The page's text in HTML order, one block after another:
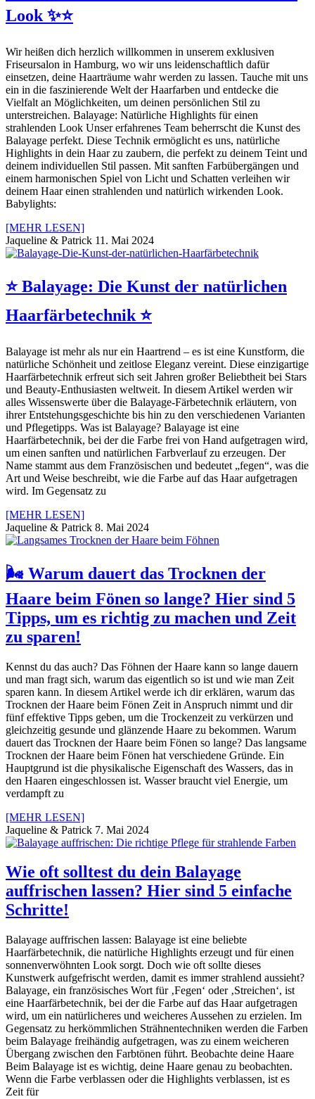
Look ✨⭐️
Wir heißen dich herzlich willkommen in unserem exklusiven
Friseursalon in Hamburg, wo wir uns leidenschaftlich dafür
einsetzen, deine Haarträume wahr werden zu lassen. Tauche mit uns
ein in die faszinierende Welt der Haarfarben und entdecke die
Vielfalt an Möglichkeiten, um deinen persönlichen Stil zu
unterstreichen. Balayage: Natürliche Highlights für einen
strahlenden Look Unser erfahrenes Team beherrscht die Kunst des
Balayage perfekt. Diese Technik ermöglicht es uns, natürliche
Highlights in dein Haar zu zaubern, die perfekt zu deinem Teint und
deinem individuellen Stil passen. Mit sanften Farbübergängen und
einem harmonischen Spiel von Licht und Schatten verleihen wir
deinem Haar einen strahlenden und natürlich wirkenden Look.
Babylights:
[MEHR LESEN]
Jaqueline & Patrick 11. Mai 2024
⭐️ Balayage: Die Kunst der natürlichen
Haarfärbetechnik ⭐️
Balayage ist mehr als nur ein Haartrend – es ist eine Kunstform, die
natürliche Schönheit und zeitlose Eleganz vereint. Diese einzigartige
Haarfärbetechnik erfreut sich seit Jahren großer Beliebtheit bei Stars
und Beauty-Enthusiasten weltweit. In diesem Artikel werden wir
alles Wissenswerte über die Balayage-Färbetechnik erläutern, von
ihrer Entstehungsgeschichte bis hin zu den verschiedenen Varianten
und Pflegetipps. Was ist Balayage? Balayage ist eine
Haarfärbetechnik, bei der die Farbe frei von Hand aufgetragen wird,
um einen sanften und natürlichen Farbverlauf zu erzeugen. Der
Name stammt aus dem Französischen und bedeutet „fegen“, was die
Art und Weise beschreibt, wie die Farbe auf das Haar aufgetragen
wird. Im Gegensatz zu
[MEHR LESEN]
Jaqueline & Patrick 8. Mai 2024
🌬️ Warum dauert das Trocknen der
Haare beim Fönen so lange? Hier sind 5
Tipps, um es richtig zu machen und Zeit
zu sparen!
Kennst du das auch? Das Föhnen der Haare kann so lange dauern
und man fragt sich, warum das eigentlich so ist und wie man Zeit
sparen kann. In diesem Artikel werde ich dir erklären, warum das
Trocknen der Haare beim Fönen Zeit in Anspruch nimmt und dir
fünf effektive Tipps geben, um die Trockenzeit zu verkürzen und
gleichzeitig gesunde und glänzende Haare zu bekommen. Warum
dauert das Trocknen der Haare beim Fönen so lange? Das langsame
Trocknen der Haare beim Fönen hat verschiedene Gründe. Ein
Hauptgrund ist die physikalische Eigenschaft des Wassers, das in
den Haaren eingeschlossen ist. Wasser braucht viel Energie, um
verdampft zu
[MEHR LESEN]
Jaqueline & Patrick 7. Mai 2024
Wie oft solltest du dein Balayage
auffrischen lassen? Hier sind 5 einfache
Schritte!
Balayage auffrischen lassen: Balayage ist eine beliebte
Haarfärbetechnik, die natürliche Highlights erzeugt und für einen
sonnenverwöhnten Look sorgt. Doch wie oft sollte dieses
Kunstwerk aufgefrischt werden, damit es immer strahlend aussieht?
Balayage, ein französisches Wort für ‚Fegen‘ oder ‚Streichen‘, ist
eine Haarfärbetechnik, bei der die Farbe auf das Haar aufgetragen
wird, um ein natürlicheres und weicheres Aussehen zu erzielen. Im
Gegensatz zu herkömmlichen Strähnentechniken werden die Farben
beim Balayage freihändig aufgetragen, was zu einem weicheren
Übergang zwischen den Farbtönen führt. Beobachte deine Haare
Beim Balayage ist es wichtig, deine Haare genau zu beobachten.
Wenn die Farbe verblassen oder die Highlights verblassen, ist es
Zeit für